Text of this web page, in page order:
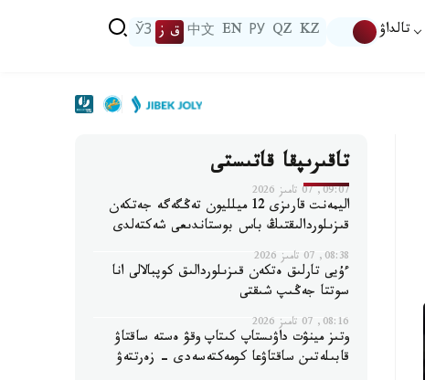
تالداۋ KZ
QZ
РУ
EN
中文 ق ز ЎЗ
تاقىرىپقا قاتىستى
09:07, 07 تامىز 2026
اليمەنت قارىزى 12 ميلليون تەڭگەگە جەتكەن
قىزىلوردالىقتىڭ باس بوستاندىعى شەكتەلدى
08:38, 07 تامىز 2026
ءۇيى تارلىق ەتكەن قىزىلوردالىق كوپبالالى انا
سوتتا جەڭىپ شىقتى
08:16, 07 تامىز 2026
وتىز مينۋت داۋىستاپ كىتاپ وقۋ ەستە ساقتاۋ
قابىلەتىن ساقتاۋعا كومەكتەسەدى - زەرتتەۋ